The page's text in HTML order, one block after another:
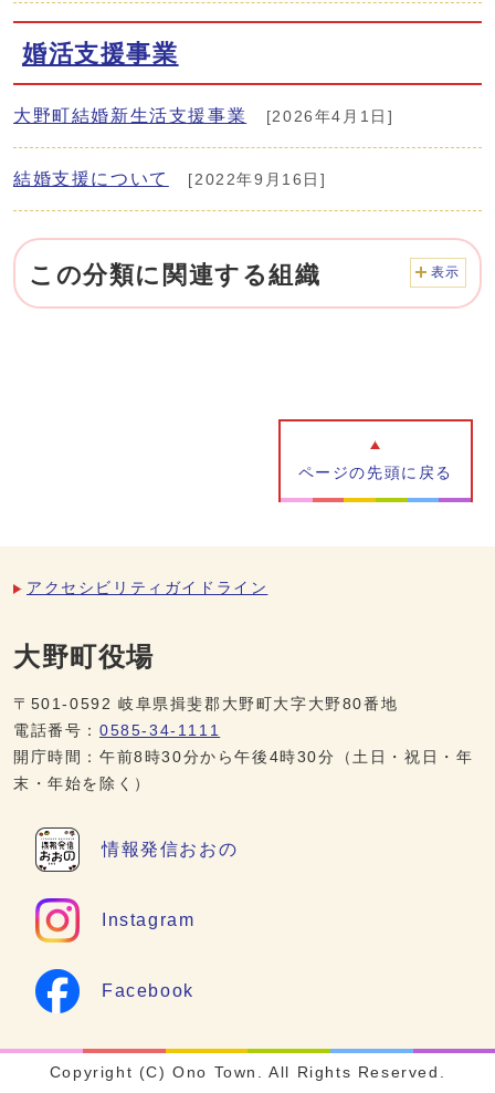
婚活支援事業
大野町結婚新生活支援事業 [2026年4月1日]
結婚支援について [2022年9月16日]
この分類に関連する組織 表示
ページの先頭に戻る
アクセシビリティガイドライン
大野町役場
〒501-0592 岐阜県揖斐郡大野町大字大野80番地
電話番号： 0585-34-1111
開庁時間：午前8時30分から午後4時30分（土日・祝日・年
末・年始を除く）
情報発信おおの
Instagram
Facebook
Copyright (C) Ono Town. All Rights Reserved.